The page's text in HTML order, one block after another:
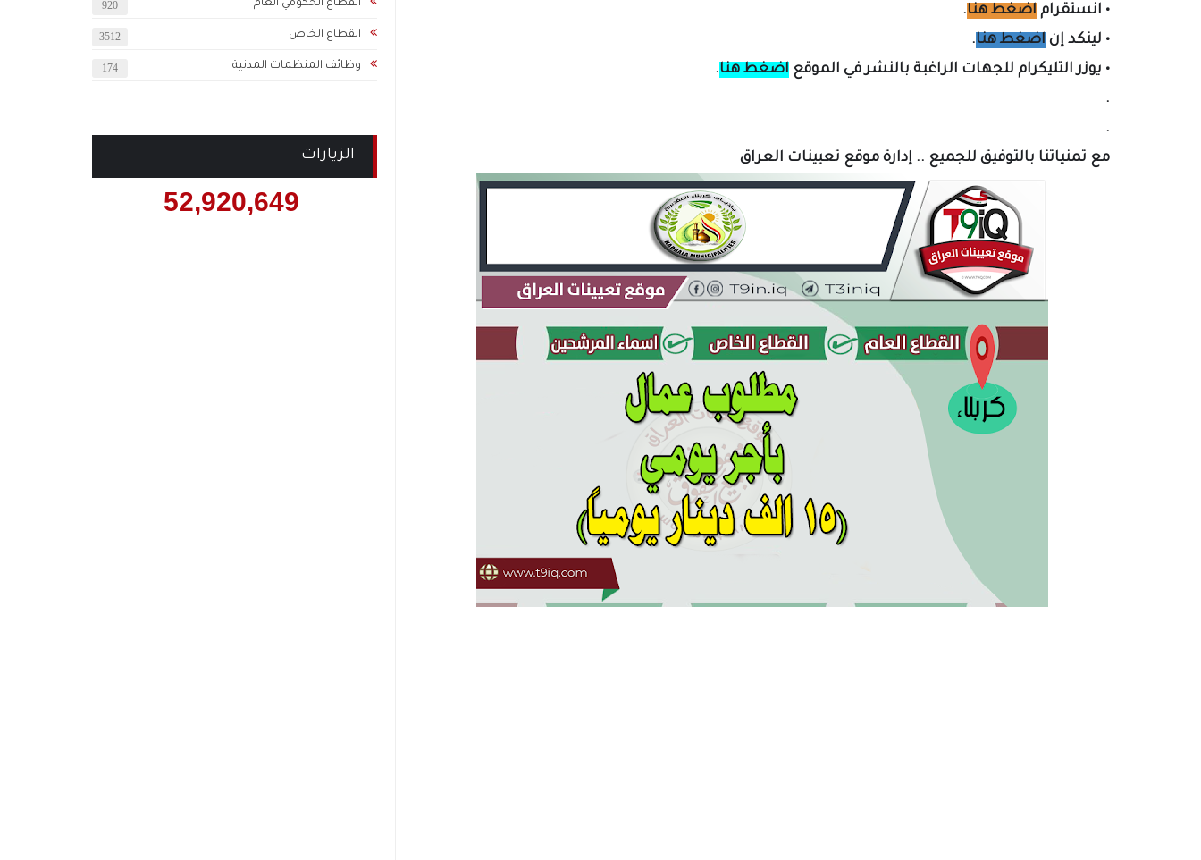
• انستقرام اضغط هنا.
• لينكد إن اضغط هنا.
• يوزر التليكرام للجهات الراغبة بالنشر في الموقع اضغط هنا.
.
.
مع تمنياتنا بالتوفيق للجميع .. إدارة موقع تعيينات العراق
القطاع الحكومي العام 920
القطاع الخاص 3512
وظائف المنظمات المدنية 174
الزيارات
52,920,649